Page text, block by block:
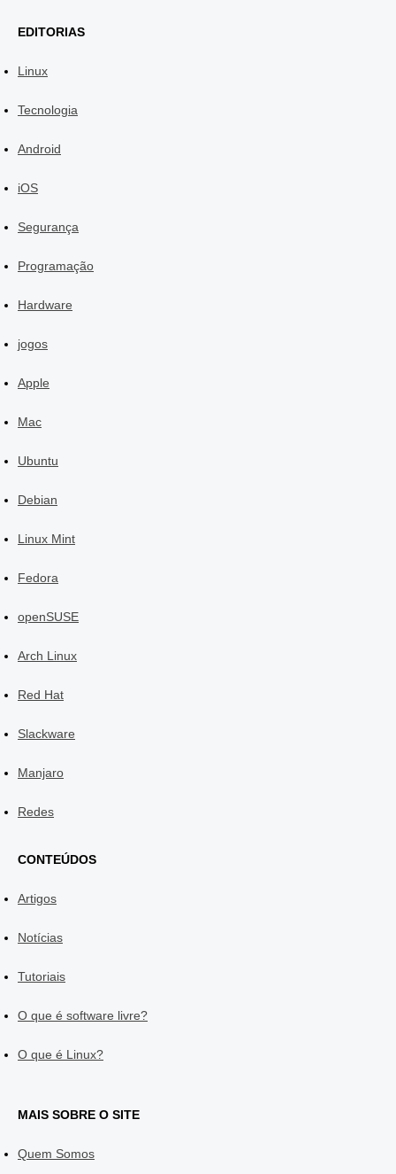
EDITORIAS
Linux
Tecnologia
Android
iOS
Segurança
Programação
Hardware
jogos
Apple
Mac
Ubuntu
Debian
Linux Mint
Fedora
openSUSE
Arch Linux
Red Hat
Slackware
Manjaro
Redes
CONTEÚDOS
Artigos
Notícias
Tutoriais
O que é software livre?
O que é Linux?
MAIS SOBRE O SITE
Quem Somos